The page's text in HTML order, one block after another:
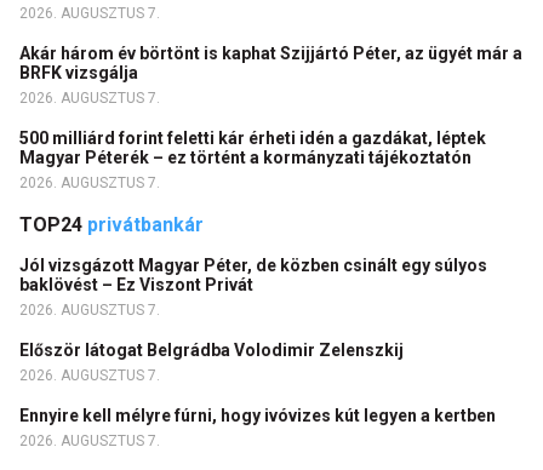
2026. AUGUSZTUS 7.
Akár három év börtönt is kaphat Szijjártó Péter, az ügyét már a
BRFK vizsgálja
2026. AUGUSZTUS 7.
500 milliárd forint feletti kár érheti idén a gazdákat, léptek
Magyar Péterék – ez történt a kormányzati tájékoztatón
2026. AUGUSZTUS 7.
TOP24 privátbankár
Jól vizsgázott Magyar Péter, de közben csinált egy súlyos
baklövést – Ez Viszont Privát
2026. AUGUSZTUS 7.
Először látogat Belgrádba Volodimir Zelenszkij
2026. AUGUSZTUS 7.
Ennyire kell mélyre fúrni, hogy ivóvizes kút legyen a kertben
2026. AUGUSZTUS 7.